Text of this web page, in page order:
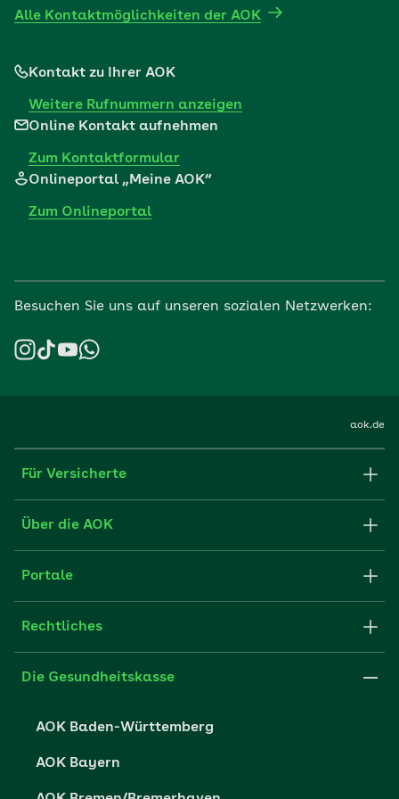
Alle Kontaktmöglichkeiten der AOK
Kontakt zu Ihrer AOK
Weitere Rufnummern anzeigen
Online Kontakt aufnehmen
Zum Kontaktformular
Onlineportal „Meine AOK“
Zum Onlineportal
Besuchen Sie uns auf unseren sozialen Netzwerken:
aok.de
Für Versicherte
Formulare und Anträge
FAQ
Über die AOK
Struktur & Verwaltung
Partner der AOK
Portale
Fachportal für Arbeitgeber
Presse- und Politikportal
Vertriebspartner-Service
Rechtliches
Impressum
Die Gesundheitskasse
AOK Baden-Württemberg
AOK Bayern